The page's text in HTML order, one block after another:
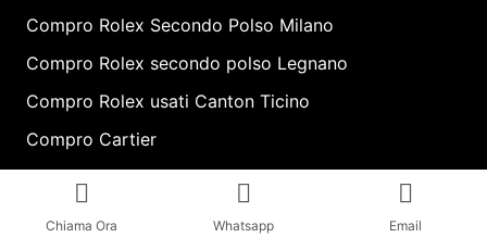
Compro Rolex Secondo Polso Milano
Compro Rolex secondo polso Legnano
Compro Rolex ​usati​ Canton Ticino
Compro Cartier
Compro Breitling Como
Chiama Ora Whatsapp Email